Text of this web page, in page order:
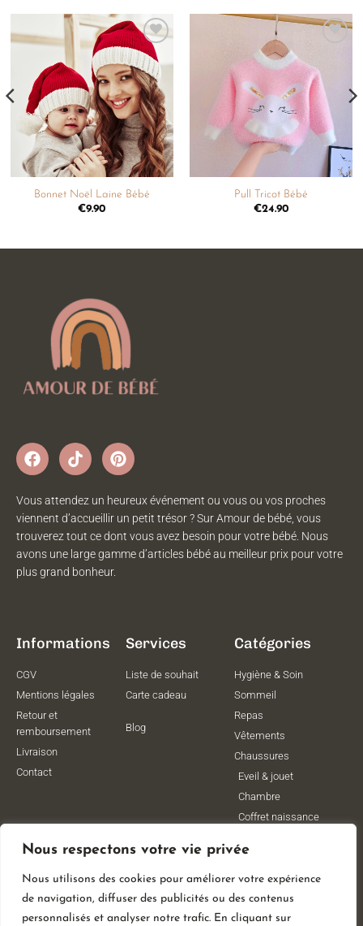
Nous respectons votre vie privée
Nous utilisons des cookies pour améliorer votre expérience
de navigation, diffuser des publicités ou des contenus
personnalisés et analyser notre trafic. En cliquant sur
Ajouter
à la
liste de
souhaits
Bonnet Noël Laine Bébé
€9.90
liste de
souhaits
Pull Tricot Bébé
€24.90
Vous attendez un heureux événement ou vous ou vos proches
viennent d’accueillir un petit trésor ? Sur Amour de bébé, vous
trouverez tout ce dont vous avez besoin pour votre bébé. Nous
avons une large gamme d’articles bébé au meilleur prix pour votre
plus grand bonheur.
Informations
CGV
Mentions légales
Retour et
remboursement
Livraison
Contact
Services
Liste de souhait
Carte cadeau
Blog
Catégories
Hygiène & Soin
Sommeil
Repas
Vêtements
Chaussures
Eveil & jouet
Chambre
Coffret naissance
Vêtements de
grossesse
Lithothérapie
Poussettes